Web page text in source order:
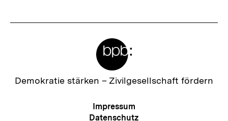
Zur
Demokratie stärken – Zivilgesellschaft fördern
Meta-
Navigation
Impressum
Datenschutz